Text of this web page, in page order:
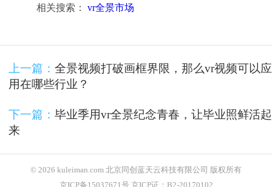
相关搜索： vr全景市场
上一篇： 全景视频打破画框界限，那么vr视频可以应
用在哪些行业？
下一篇： 毕业季用vr全景纪念青春，让毕业照鲜活起
来
© 2026 kuleiman.com 北京同创蓝天云科技有限公司 版权所有
京ICP备15037671号 京ICP证：B2-20170102